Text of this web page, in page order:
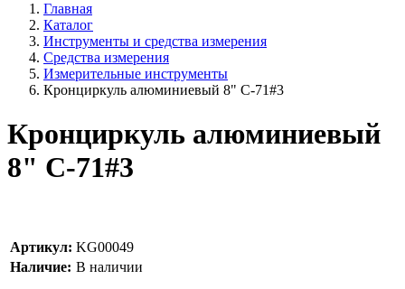
Главная
Каталог
Инструменты и средства измерения
Средства измерения
Измерительные инструменты
Кронциркуль алюминиевый 8" C-71#3
Кронциркуль алюминиевый
8" C-71#3
Артикул: KG00049
Наличие: В наличии